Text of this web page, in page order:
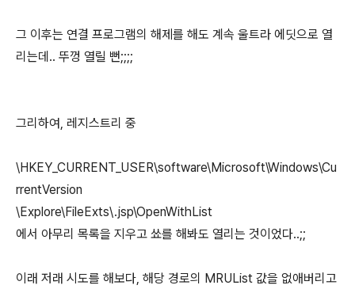
그 이후는 연결 프로그램의 해제를 해도 계속 울트라 에딧으로 열
리는데.. 뚜껑 열릴 뻔;;;;
그리하여, 레지스트리 중
\HKEY_CURRENT_USER\software\Microsoft\Windows\Cu
rrentVersion
\Explore\FileExts\.jsp\OpenWithList
에서 아무리 목록을 지우고 쑈를 해봐도 열리는 것이었다..;;
이래 저래 시도를 해보다, 해당 경로의 MRUList 값을 없애버리고